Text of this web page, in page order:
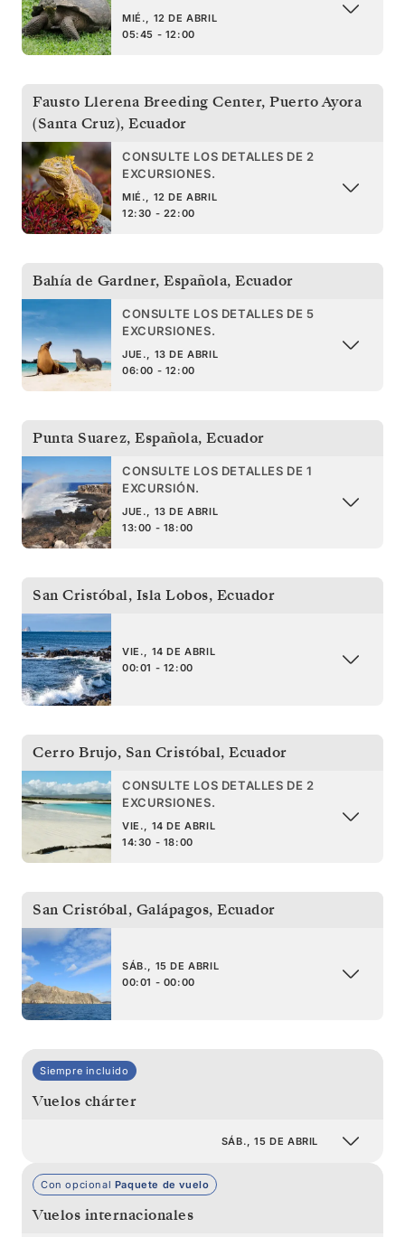
MIÉ., 12 DE ABRIL
05:45 - 12:00
Fausto Llerena Breeding Center, Puerto Ayora
(Santa Cruz), Ecuador
CONSULTE LOS DETALLES DE 2
EXCURSIONES.
MIÉ., 12 DE ABRIL
12:30 - 22:00
Bahía de Gardner, Española, Ecuador
CONSULTE LOS DETALLES DE 5
EXCURSIONES.
JUE., 13 DE ABRIL
06:00 - 12:00
Punta Suarez, Española, Ecuador
CONSULTE LOS DETALLES DE 1
EXCURSIÓN.
JUE., 13 DE ABRIL
13:00 - 18:00
San Cristóbal, Isla Lobos, Ecuador
VIE., 14 DE ABRIL
00:01 - 12:00
Cerro Brujo, San Cristóbal, Ecuador
CONSULTE LOS DETALLES DE 2
EXCURSIONES.
VIE., 14 DE ABRIL
14:30 - 18:00
San Cristóbal, Galápagos, Ecuador
SÁB., 15 DE ABRIL
00:01 - 00:00
Siempre incluido
Vuelos chárter
SÁB., 15 DE ABRIL
Con opcional Paquete de vuelo
Vuelos internacionales